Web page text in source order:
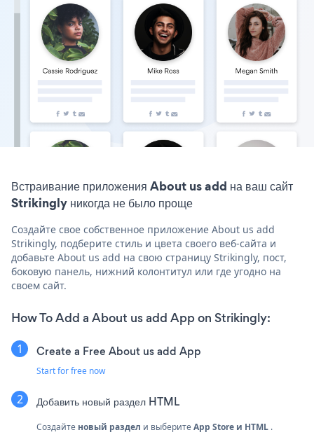
Встраивание приложения About us add на ваш сайт
Strikingly никогда не было проще
Создайте свое собственное приложение About us add
Strikingly, подберите стиль и цвета своего веб-сайта и
добавьте About us add на свою страницу Strikingly, пост,
боковую панель, нижний колонтитул или где угодно на
своем сайт.
How To Add a About us add App on Strikingly:
Create a Free About us add App
Start for free now
Добавить новый раздел HTML
Создайте новый раздел и выберитеApp Store и HTML .